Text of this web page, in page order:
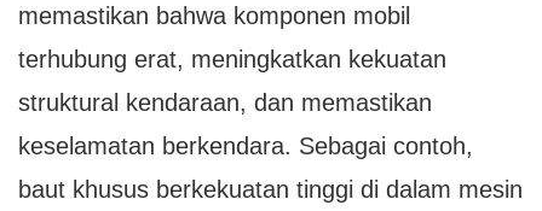
memastikan bahwa komponen mobil
terhubung erat, meningkatkan kekuatan
struktural kendaraan, dan memastikan
keselamatan berkendara. Sebagai contoh,
baut khusus berkekuatan tinggi di dalam mesin